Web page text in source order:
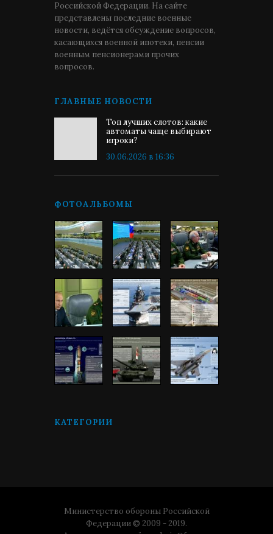
Российской Федерации. На сайте
представлены последние военные
новости, ведётся обсуждение вопросов,
касающихся военной ипотеки, пенсии
военным пенсионерами прочих
вопросов.
ГЛАВНЫЕ НОВОСТИ
Топ лучших слотов: какие
автоматы чаще выбирают
игроки?
30.06.2026 в 16:36
ФОТОАЛЬБОМЫ
КАТЕГОРИИ
Министерство обороны Российской
Федерации © 2009 - 2019.